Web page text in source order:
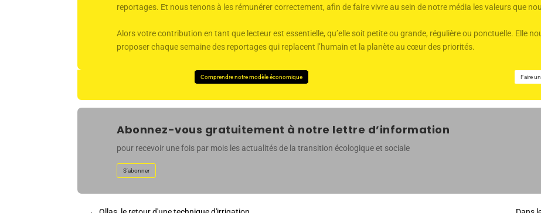
reportages. Et nous tenons à les rémunérer correctement, afin de faire vivre au sein de notre média les valeurs que
Alors votre contribution en tant que lecteur est essentielle, qu’elle soit petite ou grande, régulière ou ponctuelle. Elle
proposer chaque semaine des reportages qui replacent l’humain et la planète au cœur des priorités.
Comprendre notre modèle économique Faire
Abonnez-vous gratuitement à notre lettre d’information
pour recevoir une fois par mois les actualités de la transition écologique et sociale
S'abonner